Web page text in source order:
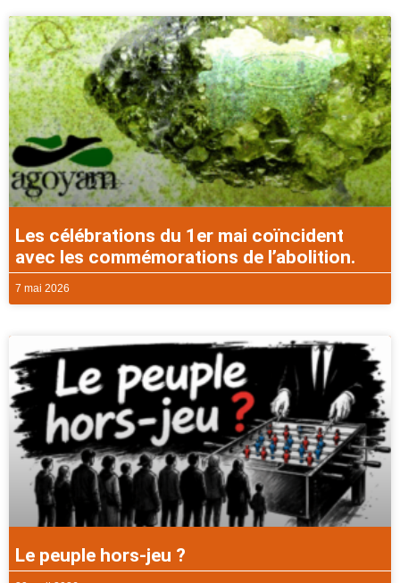
Les célébrations du 1er mai coïncident
avec les commémorations de l’abolition.
7 mai 2026
Le peuple hors-jeu ?